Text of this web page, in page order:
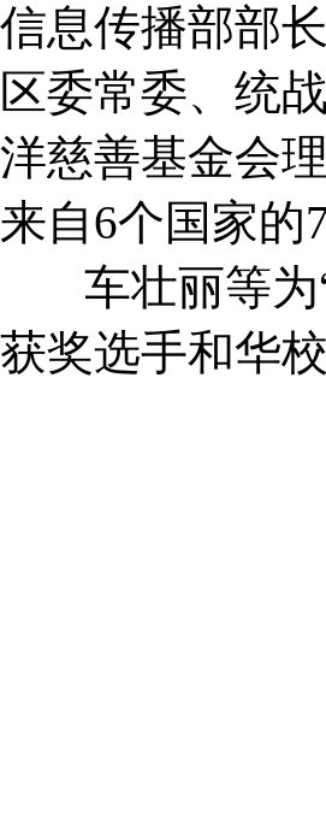
信息传播部部
区委常委、统
洋慈善基金会
来自6个国家的
车壮丽等为“
获奖选手和华